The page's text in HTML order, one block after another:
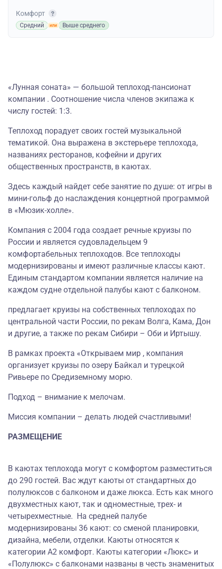
Комфорт
Средний Выше среднего
«Лунная соната» — большой теплоход-пансионат
компании . Соотношение числа членов экипажа к
числу гостей: 1:3.
Теплоход порадует своих гостей музыкальной
тематикой. Она выражена в экстерьере теплохода,
названиях ресторанов, кофейни и других
общественных пространств, в каютах.
Здесь каждый найдет себе занятие по душе: от игры в
мини-гольф до наслаждения концертной программой
в «Мюзик-холле».
Компания с 2004 года создает речные круизы по
России и является судовладельцем 9
комфортабельных теплоходов. Все теплоходы
модернизированы и имеют различные классы кают.
Единым стандартом компании является наличие на
каждом судне отдельной палубы кают с балконом.
предлагает круизы на собственных теплоходах по
центральной части России, по рекам Волга, Кама, Дон
и другие, а также по рекам Сибири – Оби и Иртышу.
В рамках проекта «Открываем мир , компания
организует круизы по озеру Байкал и турецкой
Ривьере по Средиземному морю.
Подход – внимание к мелочам.
Миссия компании – делать людей счастливыми!
РАЗМЕЩЕНИЕ
В каютах теплохода могут с комфортом разместиться
до 290 гостей. Вас ждут каюты от стандартных до
полулюксов с балконом и даже люкса. Есть как много
двухместных кают, так и одноместные, трех- и
четырехместные. На средней палубе
модернизированы 36 кают: со сменой планировки,
дизайна, мебели, отделки. Каюты относятся к
категории А2 комфорт. Каюты категории «Люкс» и
«Полулюкс» с балконами названы в честь знаменитых